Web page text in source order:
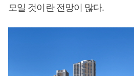
모일 것이란 전망이 많다.